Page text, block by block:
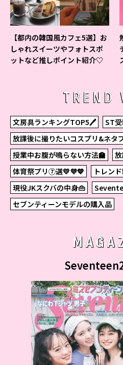
【都内の韓国風カフェ5選】お
しゃれスイーツやフォトスポ
ットなど推しポイント紹介♡
TREND
文房具ランキングTOP5🖊
ST
放課後に撮りたいコスプリ&ネタ
授業中お腹が鳴らない方法🏫
体育祭プリ⑦選💛💜💙
トレン
現役JKスクバの中身👜
セブンティーンモデルの購入品